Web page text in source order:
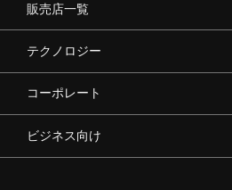
販売店一覧
テクノロジー
コーポレート
ビジネス向け